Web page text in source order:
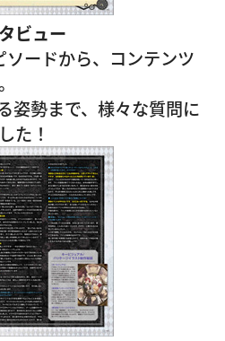
ビュー
ソードから、コンテンツ
姿勢まで、様々な質問に
た！